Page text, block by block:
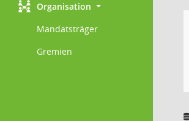
Organisation
Mandatsträger
Gremien